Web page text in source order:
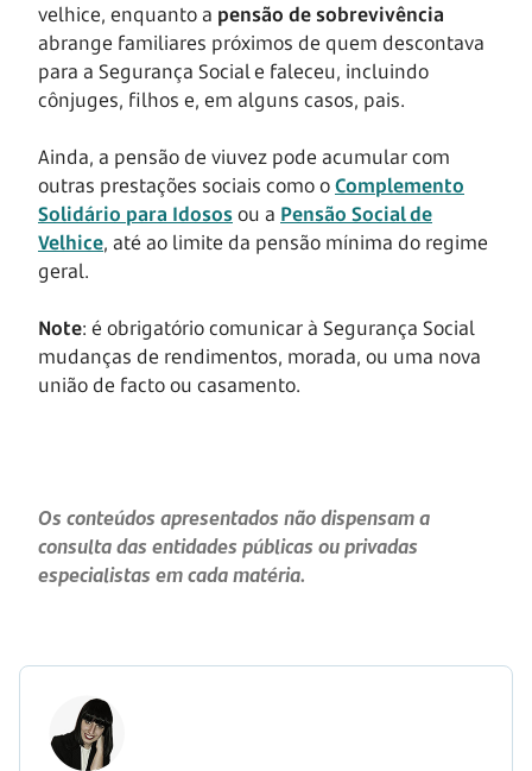
velhice, enquanto a pensão de sobrevivência
abrange familiares próximos de quem descontava
para a Segurança Social e faleceu, incluindo
cônjuges, filhos e, em alguns casos, pais.
Ainda, a pensão de viuvez pode acumular com
outras prestações sociais como oComplemento
Solidário para Idososou a Pensão Social de
Velhice, até ao limite da pensão mínima do regime
geral.
Note: é obrigatório comunicar à Segurança Social
mudanças de rendimentos, morada, ou uma nova
união de facto ou casamento.
Os conteúdos apresentados não dispensam a
consulta das entidades públicas ou privadas
especialistas em cada matéria.